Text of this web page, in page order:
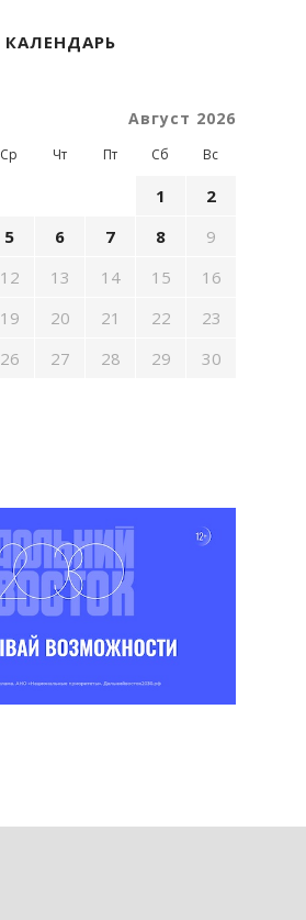
КАЛЕНДАРЬ
Август 2026
Ср Чт Пт Сб Вс
1
2
5 6 7 8
9
12 13 14 15
16
19 20 21 22
23
26 27 28 29
30